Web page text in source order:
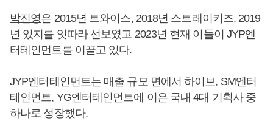
박진영은 2015년 트와이스, 2018년 스트레이키즈, 2019
년 있지를 잇따라 선보였고 2023년 현재 이들이 JYP엔
터테인먼트를 이끌고 있다.
JYP엔터테인먼트는 매출 규모 면에서 하이브, SM엔터
테인먼트, YG엔터테인먼트에 이은 국내 4대 기획사 중
하나로 성장했다.